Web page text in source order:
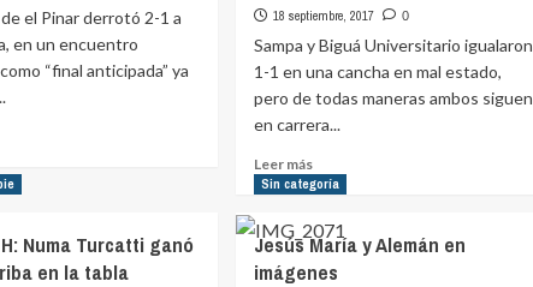
es
líder
el Pinar derrotó 2-1 a
en un encuentro
“final anticipada” ya
18 septiembre, 2017 0
Sampa y Biguá Universitario igualaron
1-1 en una cancha en mal estado,
pero de todas maneras ambos siguen
en carrera...
Leer másLeer
más
Divisional
D:
St
Numa Turcatti ganó
en la tabla
Sin categoría
Jesús María y Alemán en
imágenes